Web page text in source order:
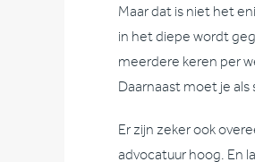
Maar dat is niet het
in het diepe wordt
meerdere keren per
Daarnaast moet je
Er zijn zeker ook
advocatuur hoog. En